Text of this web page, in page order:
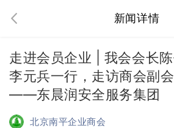
新闻详情
走进会员企业 | 我会会长
李元兵一行，走访商会副
——东晨润安全服务集团
北京南平企业商会